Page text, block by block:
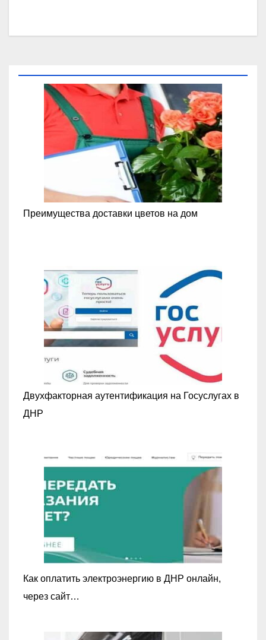
Преимущества доставки цветов на дом
Двухфакторная аутентификация на Госуслугах в
ДНР
Как оплатить электроэнергию в ДНР онлайн,
через сайт…